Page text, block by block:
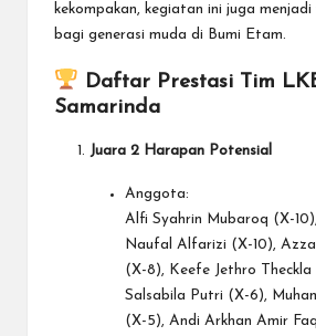
kekompakan, kegiatan ini juga
bagi generasi muda di Bumi Etam.
Daftar Prestasi Tim
Samarinda
Juara 2 Harapan Potensial
Anggota:
Alfi Syahrin Mubaroq (X-
Naufal Alfarizi (X-10),
(X-8), Keefe Jethro
Salsabila Putri (X-6),
(X-5), Andi Arkhan Amir